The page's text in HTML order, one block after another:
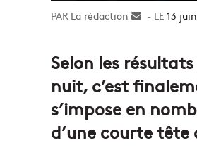
La rédaction
Envoyer
13
Selon les
nuit, c’est
s’impose en
d’une courte